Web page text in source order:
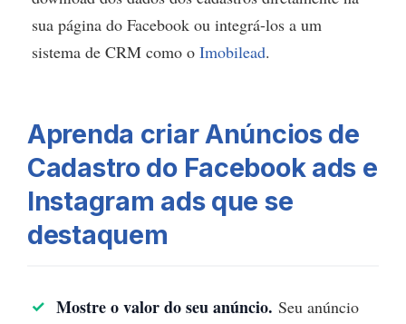
sua página do Facebook ou integrá-los a um
sistema de CRM como o Imobilead.
Aprenda criar Anúncios de
Cadastro do Facebook ads e
Instagram ads que se
destaquem
Mostre o valor do seu anúncio. Seu anúncio